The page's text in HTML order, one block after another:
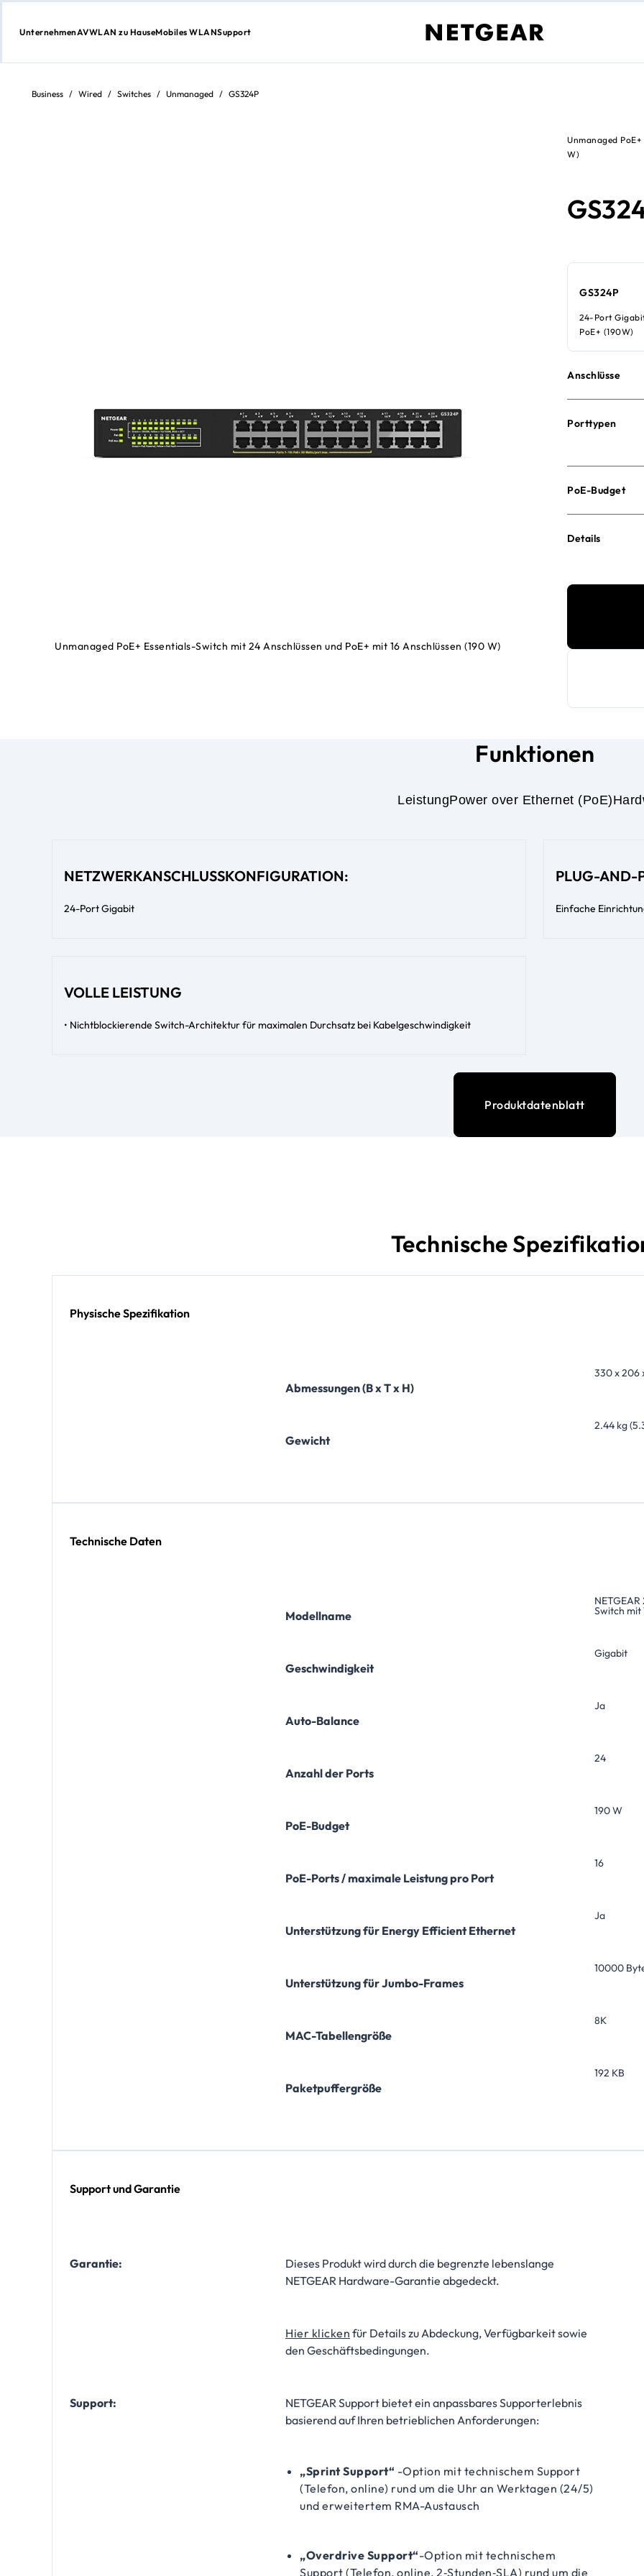
Weiter
UnternehmenAVWLAN zu HauseMobiles WLANSupport
Business / Wired / Switches / Unmanaged / GS324P
Unmanaged
W)
Unmanaged PoE+ Essentials-Switch mit 24 Anschlüssen und PoE+ mit 16 Anschlüssen (190 W)
GS324P
24-Port
PoE+ (190W)
Anschlüsse
Porttypen
PoE-Budget
Details
Funktionen
LeistungPower over Ethernet (PoE)
NETZWERKANSCHLUSSKONFIGURATION:
24-Port Gigabit
PLUG-AND-
Einfache
VOLLE LEISTUNG
• Nichtblockierende Switch-Architektur für maximalen Durchsatz bei Kabelgeschwindigkeit
Produktdatenblatt
Technische
Physische Spezifikation
Abmessungen (B x T x H)
330 x 206
Gewicht
2.44 kg
Technische Daten
Modellname Switch mit
Geschwindigkeit
Gigabit
Auto-Balance
Ja
Anzahl der Ports
24
PoE-Budget
190 W
PoE-Ports / maximale Leistung pro Port
16
Unterstützung für Energy Efficient Ethernet
Ja
Unterstützung für Jumbo-Frames
10000
MAC-Tabellengröße
8K
Paketpuffergröße
192 KB
Support und Garantie
Garantie:
​Dieses Produkt wird durch die begrenzte lebenslange
NETGEAR Hardware-Garantie abgedeckt.
Hier klicken für Details zu Abdeckung, Verfügbarkeit sowie
den Geschäftsbedingungen.
Support:
​NETGEAR Support bietet ein anpassbares Supporterlebnis
basierend auf Ihren betrieblichen Anforderungen:
„Sprint Support“ -Option mit technischem Support
(Telefon, online) rund um die Uhr an Werktagen (24/5)
und erweitertem RMA-Austausch
„Overdrive Support“-Option mit technischem
Support (Telefon, online, 2‑Stunden‑SLA) rund um die